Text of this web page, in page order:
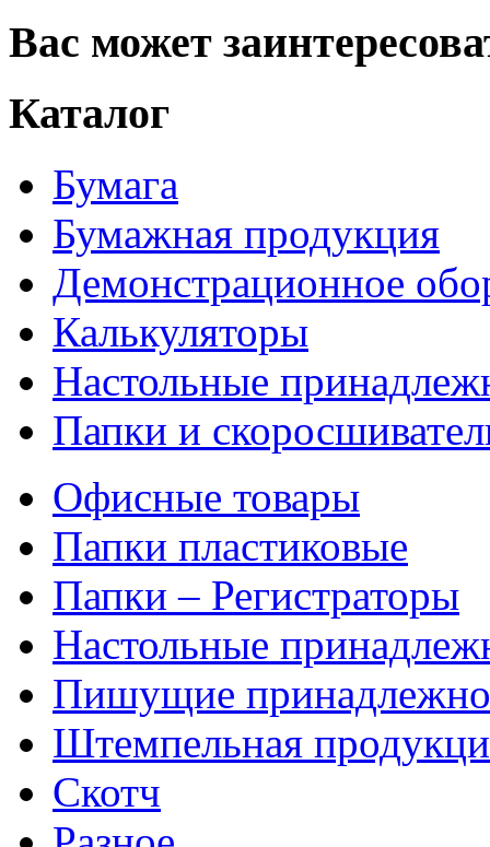
Вас может
Каталог
Бумага
Бумажная продукция
Демонстрационное
Калькуляторы
Настольные
Папки и
Офисные товары
Папки пластиковые
Папки – Регистраторы
Настольные
Пишущие
Штемпельная
Скотч